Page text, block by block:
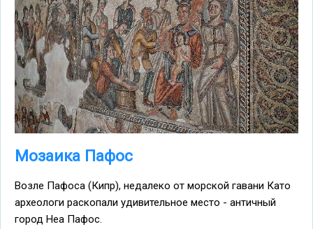
Мозаика Пафос
Возле Пафоса (Кипр), недалеко от морской гавани Като
археологи раскопали удивительное место - античный
город Неа Пафос.